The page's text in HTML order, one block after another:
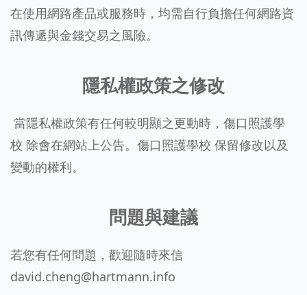
在使用網路產品或服務時，均需自行負擔任何網路資
訊傳遞與金錢交易之風險。
隱私權政策之修改
當隱私權政策有任何較明顯之更動時，傷口照護學
校 除會在網站上公告。傷口照護學校 保留修改以及
變動的權利。
問題與建議
若您有任何問題，歡迎隨時來信
david.cheng@hartmann.info